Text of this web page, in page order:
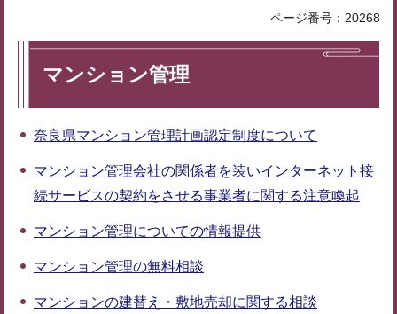
ページ番号：20268
マンション管理
奈良県マンション管理計画認定制度について
マンション管理会社の関係者を装いインターネット接
続サービスの契約をさせる事業者に関する注意喚起
マンション管理についての情報提供
マンション管理の無料相談
マンションの建替え・敷地売却に関する相談